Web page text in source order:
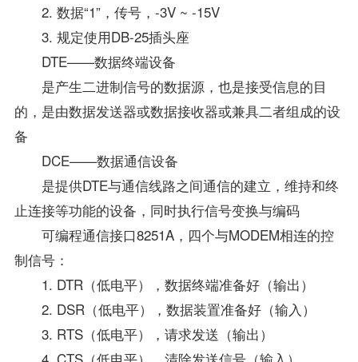
2. 数据“1”，传号，-3V ~ -15V
3. 规定使用DB-25插头座
DTE——数据终端设备
是产生二进制信号的数据源，也是接受信息的目
的，是由数据发送器或数据接收器或兼具二者组成的设
备
DCE——数据通信设备
是提供DTE与通信线路之间通信的建立，维持和终
止连接等功能的设备，同时执行信号变换与编码
可编程通信接口8251A，四个与MODEM相连的控
制信号：
1. DTR（低电平），数据终端准备好（输出）
2. DSR（低电平），数据装置准备好（输入）
3. RTS（低电平），请求发送（输出）